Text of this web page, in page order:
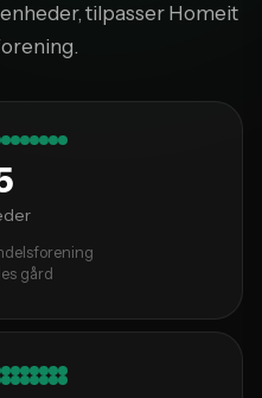
tilpasser Homeit
gård